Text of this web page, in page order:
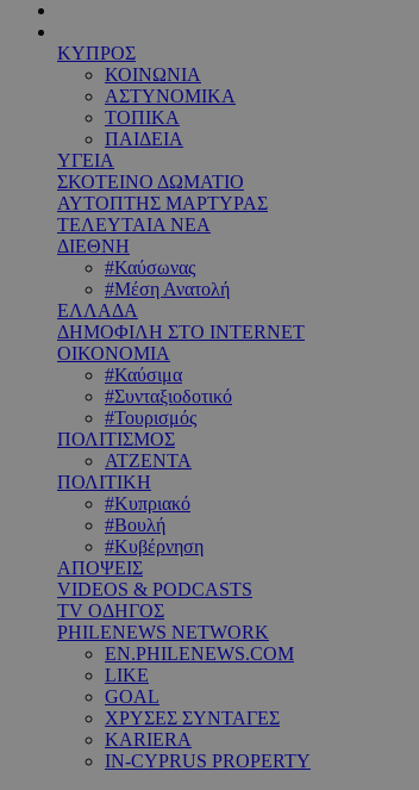
ΚΥΠΡΟΣ
ΚΟΙΝΩΝΙΑ
ΑΣΤΥΝΟΜΙΚΑ
ΤΟΠΙΚΑ
ΠΑΙΔΕΙΑ
ΥΓΕΙΑ
ΣΚΟΤΕΙΝΟ ΔΩΜΑΤΙΟ
ΑΥΤΟΠΤΗΣ ΜΑΡΤΥΡΑΣ
ΤΕΛΕΥΤΑΙΑ ΝΕΑ
ΔΙΕΘΝΗ
#Καύσωνας
#Μέση Ανατολή
ΕΛΛΑΔΑ
ΔΗΜΟΦΙΛΗ ΣΤΟ INTERNET
ΟΙΚΟΝΟΜΙΑ
#Καύσιμα
#Συνταξιοδοτικό
#Τουρισμός
ΠΟΛΙΤΙΣΜΟΣ
ΑΤΖΕΝΤΑ
ΠΟΛΙΤΙΚΗ
#Κυπριακό
#Βουλή
#Κυβέρνηση
ΑΠΟΨΕΙΣ
VIDEOS & PODCASTS
TV ΟΔΗΓΟΣ
PHILENEWS NETWORK
EN.PHILENEWS.COM
LIKE
GOAL
ΧΡΥΣΕΣ ΣΥΝΤΑΓΕΣ
KARIERA
IN-CYPRUS PROPERTY